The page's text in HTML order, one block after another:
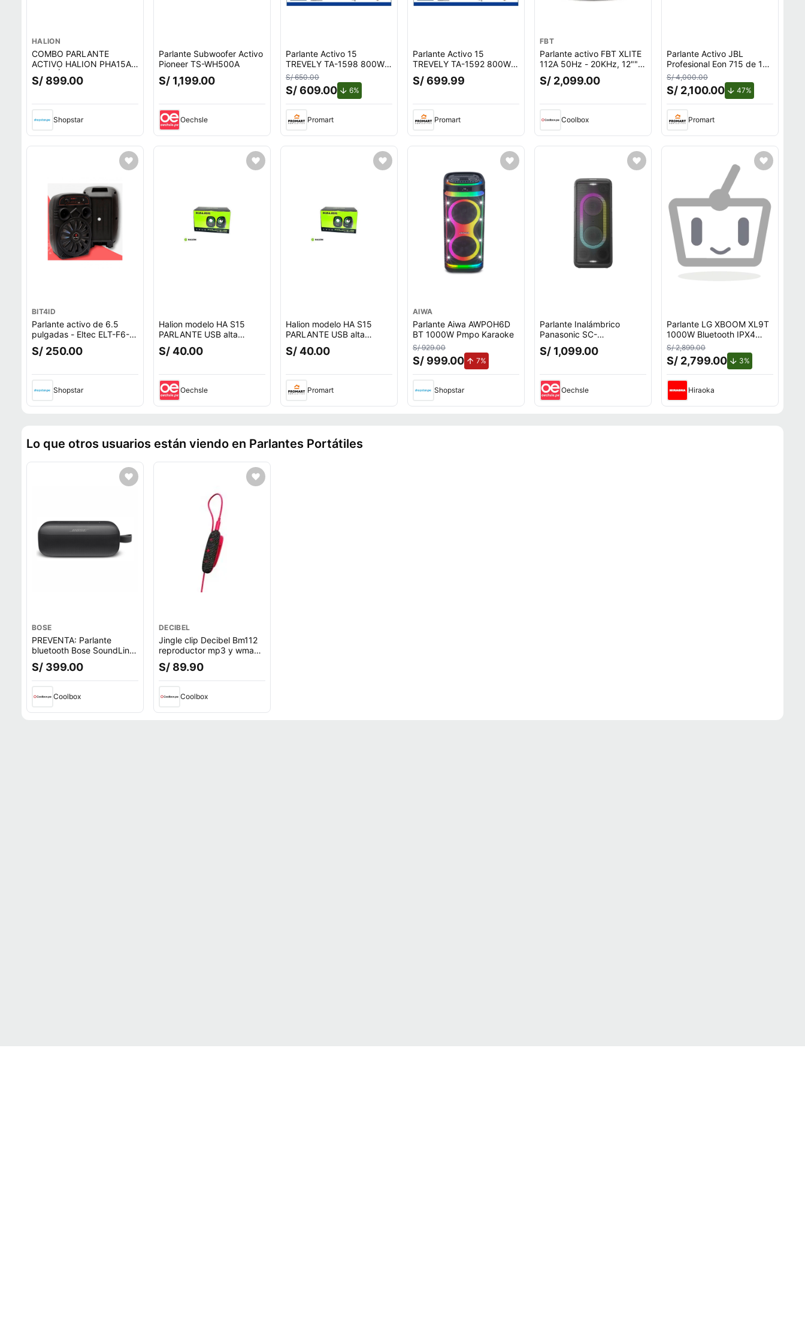
HALION
COMBO PARLANTE
ACTIVO HALION PHA15AL
BATERÍA RECARGABLE
CON SOPORTE SPS502M
S/ 899.00
Shopstar
Parlante Subwoofer Activo
Pioneer TS-WH500A
S/ 1,199.00
Oechsle
Parlante Activo 15
TREVELY TA-1598 800W +
Tripode
S/ 650.00
S/ 609.00 6%
Promart
Parlante Activo 15
TREVELY TA-1592 800W +
Tripode
S/ 699.99
Promart
FBT
Parlante activo FBT XLITE
112A 50Hz - 20KHz, 12"",
negro
S/ 2,099.00
Coolbox
Parlante Activo JBL
Profesional Eon 715 de 15
con Bluetooth
S/ 4,000.00
S/ 2,100.00 47%
Promart
BIT4ID
Parlante activo de 6.5
pulgadas - Eltec ELT-F6-
6BT
S/ 250.00
Shopstar
Halion modelo HA S15
PARLANTE USB alta
calidad de sonido
S/ 40.00
Oechsle
Halion modelo HA S15
PARLANTE USB alta
calidad de sonido
S/ 40.00
Promart
AIWA
Parlante Aiwa AWPOH6D
BT 1000W Pmpo Karaoke
S/ 929.00
S/ 999.00 7%
Shopstar
Parlante Inalámbrico
Panasonic SC-
TMAX45PUK BT One Box
1000W
S/ 1,099.00
Oechsle
Parlante LG XBOOM XL9T
1000W Bluetooth IPX4
Pixel Art
S/ 2,899.00
S/ 2,799.00 3%
Hiraoka
Lo que otros usuarios están viendo en Parlantes Portátiles
BOSE
PREVENTA: Parlante
bluetooth Bose SoundLink
Flex 1ra Gen, Bluetooth
5.3, hasta 12h, IP67,
batería recargable,
(reempacado)
S/ 399.00
Coolbox
DECIBEL
Jingle clip Decibel Bm112
reproductor mp3 y wma
8gb rojo
S/ 89.90
Coolbox